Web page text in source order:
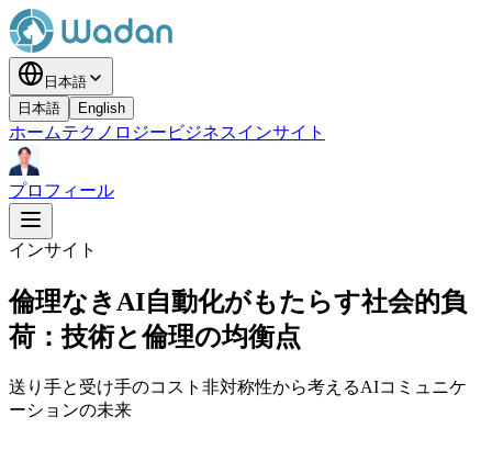
日本語
日本語
English
ホームテクノロジー ビジネスインサイト
プロフィール
インサイト
倫理なきAI自動化がもたらす社会的負
荷：技術と倫理の均衡点
送り手と受け手のコスト非対称性から考えるAIコミュニケ
ーションの未来